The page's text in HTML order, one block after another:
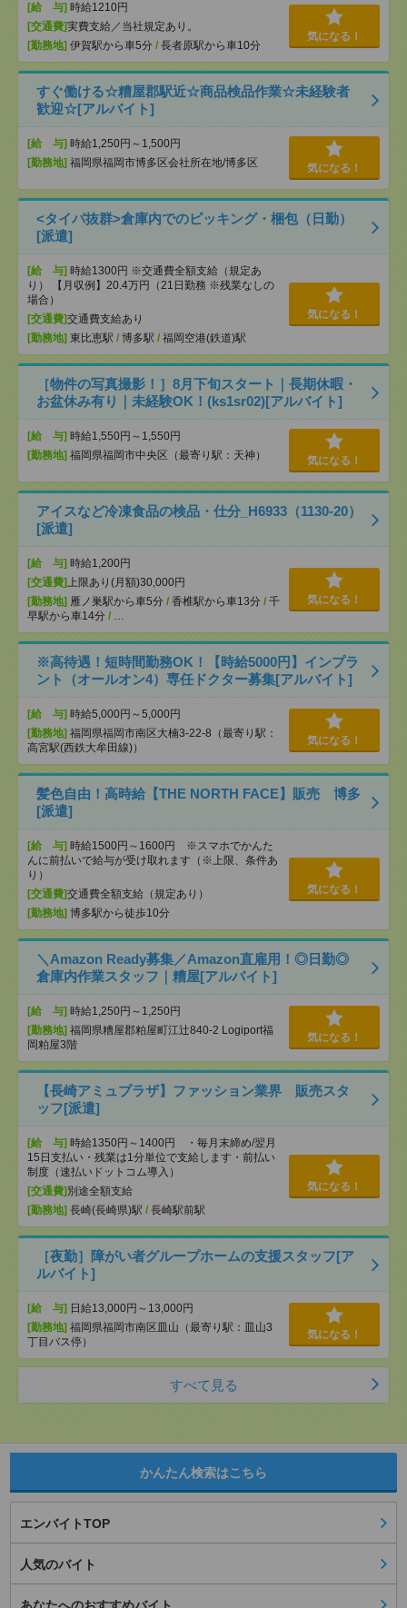
[給 与] 時給1210円
[交通費]実費支給／当社規定あり。
[勤務地] 伊賀駅から車5分 / 長者原駅から車10分
気になる！
すぐ働ける☆糟屋郡駅近☆商品検品作業☆未経験者
歓迎☆[アルバイト]
[給 与] 時給1,250円～1,500円
[勤務地] 福岡県福岡市博多区会社所在地/博多区 気になる！
<タイパ抜群>倉庫内でのピッキング・梱包（日勤）
[派遣]
[給 与] 時給1300円 ※交通費全額支給（規定あ
り） 【月収例】20.4万円（21日勤務 ※残業なしの
場合）
[交通費]交通費支給あり
[勤務地] 東比恵駅 / 博多駅 / 福岡空港(鉄道)駅
気になる！
［物件の写真撮影！］8月下旬スタート｜長期休暇・
お盆休み有り｜未経験OK！(ks1sr02)[アルバイト]
[給 与] 時給1,550円～1,550円
[勤務地] 福岡県福岡市中央区（最寄り駅：天神） 気になる！
アイスなど冷凍食品の検品・仕分_H6933（1130-20）
[派遣]
[給 与] 時給1,200円
[交通費] 上限あり(月額)30,000円
[勤務地] 雁ノ巣駅から車5分 / 香椎駅から車13分 / 千
早駅から車14分 / …
気になる！
※高待遇！短時間勤務OK！【時給5000円】インプラ
ント（オールオン4）専任ドクター募集[アルバイト]
[給 与] 時給5,000円～5,000円
[勤務地] 福岡県福岡市南区大楠3-22-8（最寄り駅：
高宮駅(西鉄大牟田線)）
気になる！
髪色自由！高時給【THE NORTH FACE】販売 博多
[派遣]
[給 与] 時給1500円～1600円 ※スマホでかんた
んに前払いで給与が受け取れます（※上限、条件あ
り）
[交通費]交通費全額支給（規定あり）
[勤務地] 博多駅から徒歩10分
気になる！
＼Amazon Ready募集／Amazon直雇用！◎日勤◎
倉庫内作業スタッフ｜糟屋[アルバイト]
[給 与] 時給1,250円～1,250円
[勤務地] 福岡県糟屋郡粕屋町江辻840-2 Logiport福
岡粕屋3階
気になる！
【長崎アミュプラザ】ファッション業界 販売スタ
ッフ[派遣]
[給 与] 時給1350円～1400円 ・毎月末締め/翌月
15日支払い・残業は1分単位で支給します・前払い
制度（速払いドットコム導入）
[交通費] 別途全額支給
[勤務地] 長崎(長崎県)駅 / 長崎駅前駅
気になる！
［夜勤］障がい者グループホームの支援スタッフ[ア
ルバイト]
[給 与] 日給13,000円～13,000円
[勤務地] 福岡県福岡市南区皿山（最寄り駅：皿山3
丁目バス停）
気になる！
すべて見る
かんたん検索はこちら
エンバイトTOP
人気のバイト